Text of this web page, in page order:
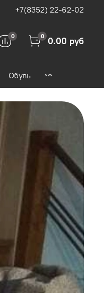
+7(8352) 22-62-02
0 0 0.00 руб
Обувь